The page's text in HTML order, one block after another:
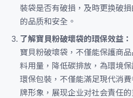
裝袋是否有破損，及時更换破
的品质和安全。
了解寶貝粉破壞袋的環保效益：
寶貝粉破壞袋，不僅能保護商
料用量，降低碳排放，為環境
環保包裝，不僅能滿足現代消
牌形象，展现企业对社会責任的